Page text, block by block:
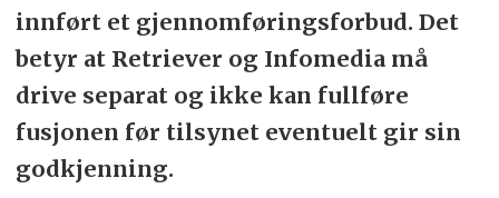
innført et gjennomføringsforbud. Det
betyr at Retriever og Infomedia må
drive separat og ikke kan fullføre
fusjonen før tilsynet eventuelt gir sin
godkjenning.